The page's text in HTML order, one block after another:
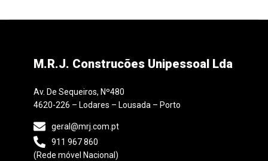
M.R.J. Construcões Unipessoal Lda
Av. De Sequeiros, Nº480
4620-226 – Lodares – Lousada – Porto
geral@mrj.com.pt
911 967 860
(Rede móvel Nacional)